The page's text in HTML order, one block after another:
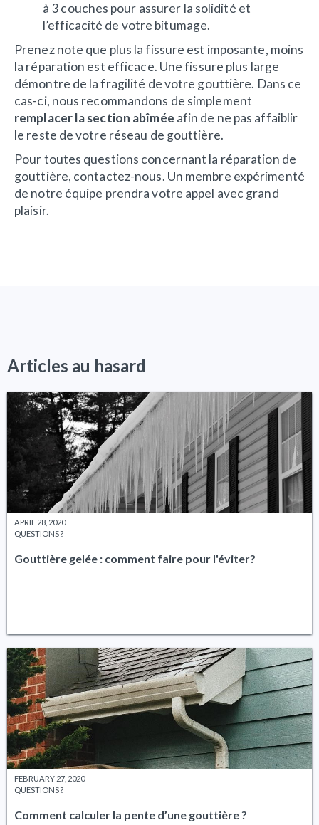
à 3 couches pour assurer la solidité et
l’efficacité de votre bitumage.
Prenez note que plus la fissure est imposante, moins
la réparation est efficace. Une fissure plus large
démontre de la fragilité de votre gouttière. Dans ce
cas-ci, nous recommandons de simplement
remplacer la section abîmée afin de ne pas affaiblir
le reste de votre réseau de gouttière.
Pour toutes questions concernant la réparation de
gouttière, contactez-nous. Un membre expérimenté
de notre équipe prendra votre appel avec grand
plaisir.
Articles au hasard
APRIL 28, 2020
QUESTIONS ?
Gouttière gelée : comment faire pour l'éviter?
FEBRUARY 27, 2020
QUESTIONS ?
Comment calculer la pente d’une gouttière ?